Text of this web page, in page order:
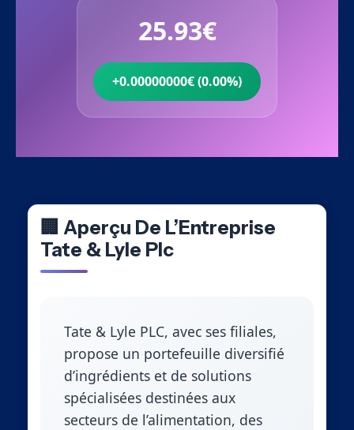
25.93€
+0.00000000€ (0.00%)
🏢 Aperçu De L’Entreprise
Tate & Lyle Plc
Tate & Lyle PLC, avec ses filiales,
propose un portefeuille diversifié
d’ingrédients et de solutions
spécialisées destinées aux
secteurs de l’alimentation, des